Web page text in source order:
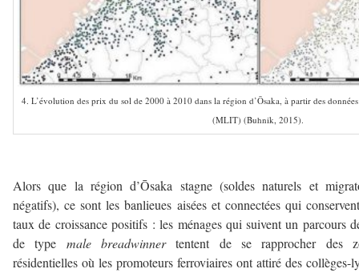
4. L’évolution des prix du sol de 2000 à 2010 dans la région d’Ōsaka, à partir des
(MLIT) (Buhnik, 2015).
Alors que la région d’Ōsaka stagne (soldes naturels et
négatifs), ce sont les banlieues aisées et connectées qui
taux de croissance positifs : les ménages qui suivent un parcours
de type male breadwinnertentent de se rapprocher des
résidentielles où les promoteurs ferroviaires ont attiré des collèges-